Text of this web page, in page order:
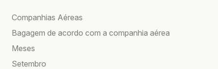
Companhias Aéreas
Bagagem de acordo com a companhia aérea
Meses
Setembro